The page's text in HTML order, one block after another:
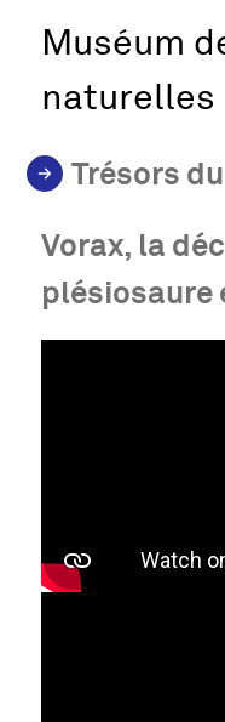
Muséum
naturelles
Trésors
Vorax, la
plésiosaure